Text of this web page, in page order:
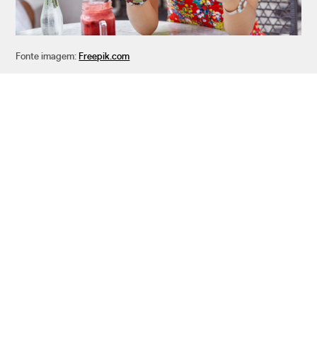
Fonte imagem: Freepik.com